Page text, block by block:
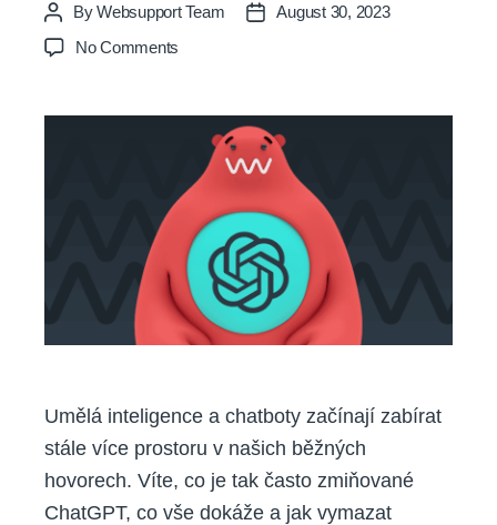
Post
author
ByWebsupport Team
PostAugust 30, 2023
No Comments
co
pozor?
Umělá inteligence a chatboty začínají zabírat
stále více prostoru v našich běžných
hovorech. Víte, co je tak často zmiňované
ChatGPT, co vše dokáže a jak vymazat